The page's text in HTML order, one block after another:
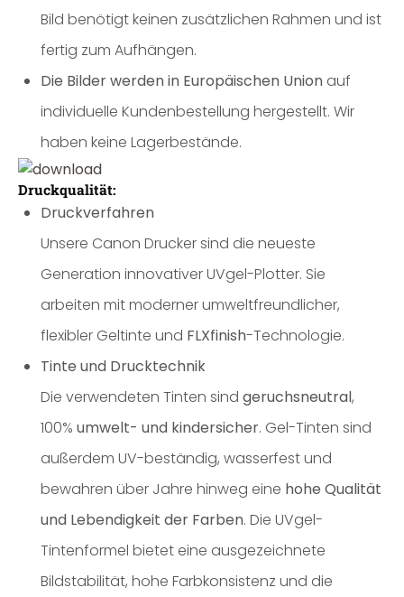
Bild benötigt keinen zusätzlichen Rahmen und ist
fertig zum Aufhängen.
Die Bilder werden in Europäischen Union auf
individuelle Kundenbestellung hergestellt. Wir
haben keine Lagerbestände.
Druckqualität:
Druckverfahren
Unsere Canon Drucker sind die neueste
Generation innovativer UVgel-Plotter. Sie
arbeiten mit moderner umweltfreundlicher,
flexibler Geltinte und FLXfinish-Technologie.
Tinte und Drucktechnik
Die verwendeten Tinten sind geruchsneutral,
100% umwelt- und kindersicher. Gel-Tinten sind
außerdem UV-beständig, wasserfest und
bewahren über Jahre hinweg eine hohe Qualität
und Lebendigkeit der Farben. Die UVgel-
Tintenformel bietet eine ausgezeichnete
Bildstabilität, hohe Farbkonsistenz und die